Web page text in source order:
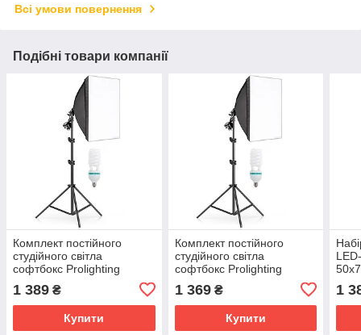
Всі умови повернення
Подібні товари компанії
Комплект постійного
студійного світла
софтбокс Prolighting
50х70см + Стійка + Лампа
150 Вт.
1 389 ₴
Купити
Комплект постійного
студійного світла
софтбокс Prolighting
50х70см + Стійка + Лампа
125 Вт.
1 369₴
Купити
1